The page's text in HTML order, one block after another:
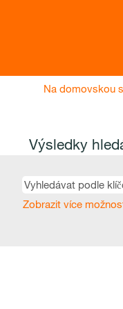
Na domovskou
Výsledky
Zobrazit více